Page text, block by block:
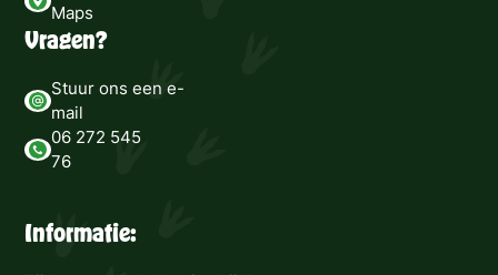
Maps
Vragen?
Stuur ons een e-
mail
06 272 545
76
Informatie: